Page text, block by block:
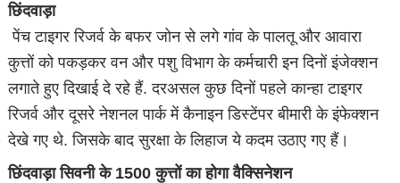
छिंदवाड़ा
पेंच टाइगर रिजर्व के बफर जोन से लगे गांव के पालतू और आवारा
कुत्तों को पकड़कर वन और पशु विभाग के कर्मचारी इन दिनों इंजेक्शन
लगाते हुए दिखाई दे रहे हैं. दरअसल कुछ दिनों पहले कान्हा टाइगर
रिजर्व और दूसरे नेशनल पार्क में कैनाइन डिस्टेंपर बीमारी के इंफेक्शन
देखे गए थे. जिसके बाद सुरक्षा के लिहाज ये कदम उठाए गए हैं।
छिंदवाड़ा सिवनी के 1500 कुत्तों का होगा वैक्सिनेशन